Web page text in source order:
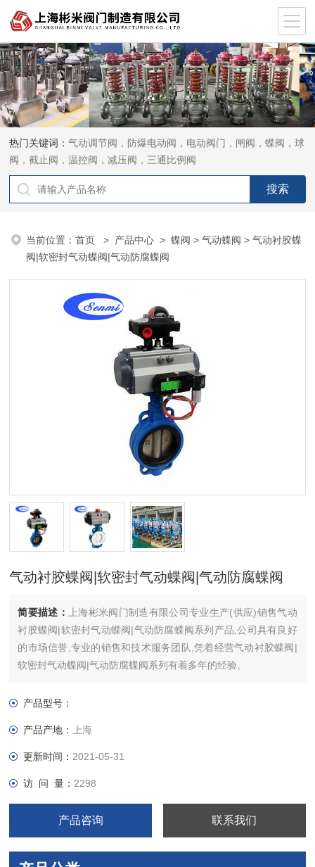
热门关键词：气动调节阀，防爆电动阀，电动阀门，闸阀，蝶阀，球
阀，截止阀，温控阀，减压阀，三通比例阀
当前位置：首页 > 产品中心 >蝶阀 >气动蝶阀 > 气动衬胶蝶
阀|软密封气动蝶阀|气动防腐蝶阀
气动衬胶蝶阀|软密封气动蝶阀|气动防腐蝶阀
简要描述：
上海彬米阀门制造有限公司专业生产(供应)销售气动
衬胶蝶阀|软密封气动蝶阀|气动防腐蝶阀系列产品,公司具有良好
的市场信誉,专业的销售和技术服务团队,凭着经营气动衬胶蝶阀|
软密封气动蝶阀|气动防腐蝶阀系列有着多年的经验。
产品型号：
产品产地： 上海
更新时间： 2021-05-31
访 问 量： 2298
产品咨询 联系我们